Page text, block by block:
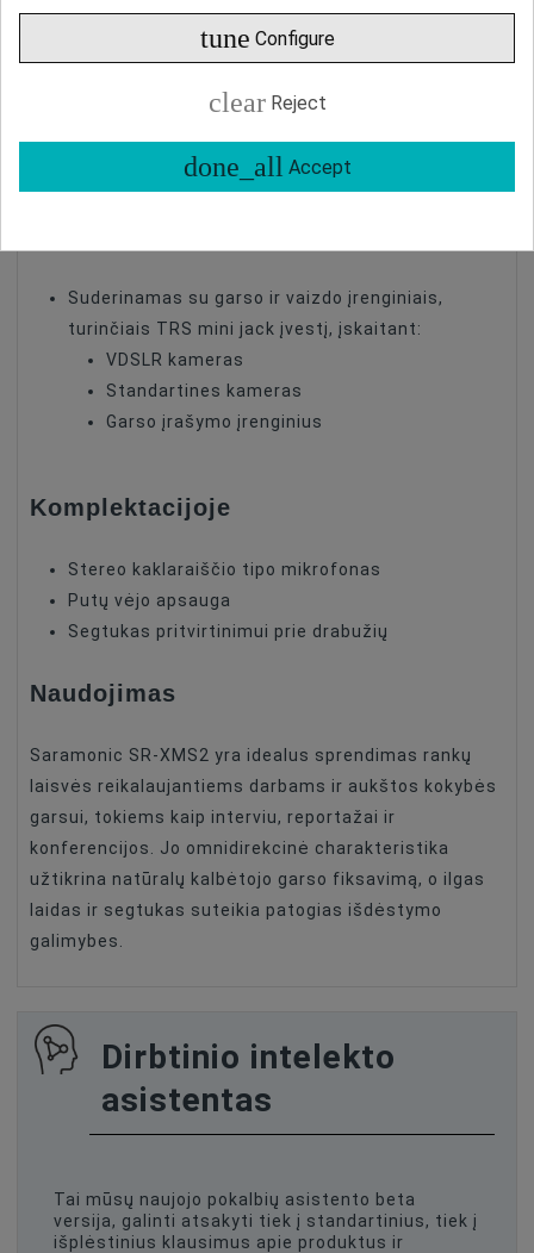
Signalo išvestis: Mini Jack 3.5 mm TRS
Signalas-triukšmo santykis: 78 dB SPL
Dažnių diapazonas: 35 Hz – 18 kHz
Laido ilgis: 6 metrai
Svoris: 35 gramai (be priedų)
Suderinamas su garso ir vaizdo įrenginiais,
turinčiais TRS mini jack įvestį, įskaitant:
VDSLR kameras
Standartines kameras
Garso įrašymo įrenginius
Komplektacijoje
Stereo kaklaraiščio tipo mikrofonas
Putų vėjo apsauga
Segtukas pritvirtinimui prie drabužių
Naudojimas
Saramonic SR-XMS2 yra idealus sprendimas rankų
laisvės reikalaujantiems darbams ir aukštos kokybės
garsui, tokiems kaip interviu, reportažai ir
konferencijos. Jo omnidirekcinė charakteristika
užtikrina natūralų kalbėtojo garso fiksavimą, o ilgas
laidas ir segtukas suteikia patogias išdėstymo
galimybes.
Dirbtinio intelekto
asistentas
Tai mūsų naujojo pokalbių asistento beta
versija, galinti atsakyti tiek į standartinius, tiek į
išplėstinius klausimus apie produktus ir
tune Configure
clear Reject
done_all Accept